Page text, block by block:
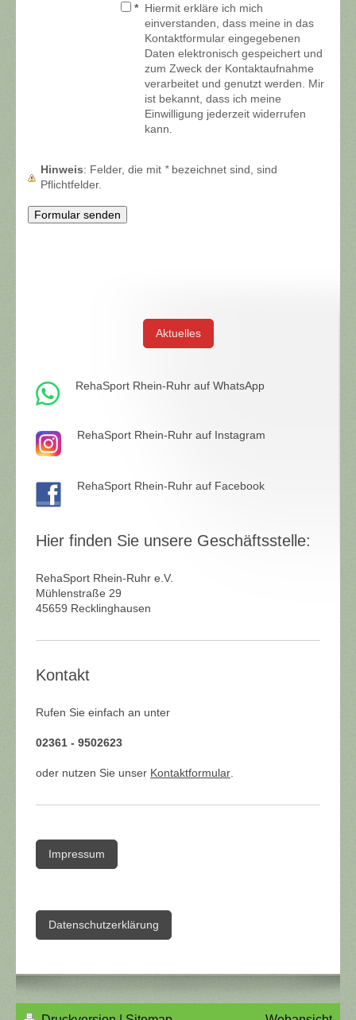
* Hiermit erkläre ich mich
einverstanden, dass meine in das
Kontaktformular eingegebenen
Daten elektronisch gespeichert und
zum Zweck der Kontaktaufnahme
verarbeitet und genutzt werden. Mir
ist bekannt, dass ich meine
Einwilligung jederzeit widerrufen
kann.
Hinweis : Felder, die mit *bezeichnet sind, sind
Pflichtfelder.
Aktuelles
RehaSport Rhein-Ruhr auf WhatsApp
RehaSport Rhein-Ruhr auf Instagram
RehaSport Rhein-Ruhr auf Facebook
Hier finden Sie unsere Geschäftsstelle:
RehaSport Rhein-Ruhr e.V.
Mühlenstraße 29
45659 Recklinghausen
Kontakt
Rufen Sie einfach an unter
02361 - 9502623
oder nutzen Sie unser Kontaktformular
Impressum
Datenschutzerklärung